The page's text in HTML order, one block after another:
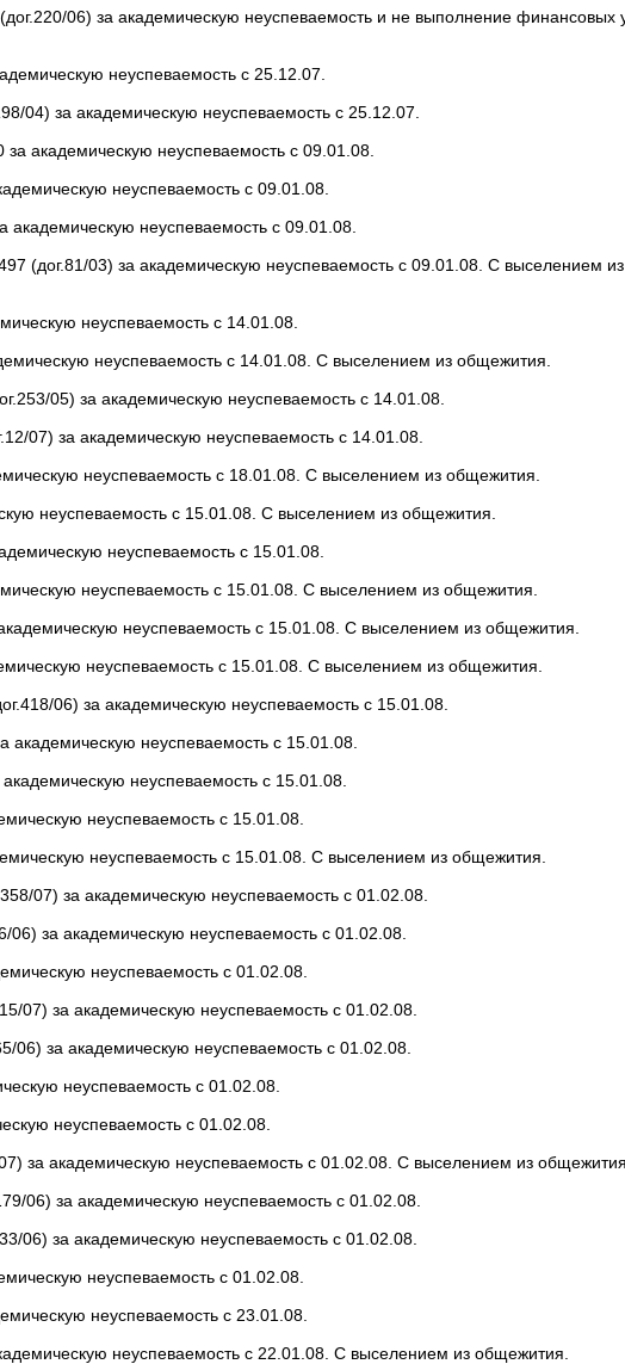
06) за академическую неуспеваемость и не выполнение финансовых
неуспеваемость с 25.12.07.
за академическую неуспеваемость с 25.12.07.
академическую неуспеваемость с 09.01.08.
неуспеваемость с 09.01.08.
неуспеваемость с 09.01.08.
(дог.81/03) за академическую неуспеваемость с 09.01.08. С выселением
неуспеваемость с 14.01.08.
неуспеваемость с 14.01.08. С выселением из общежития.
05) за академическую неуспеваемость с 14.01.08.
07) за академическую неуспеваемость с 14.01.08.
неуспеваемость с 18.01.08. С выселением из общежития.
неуспеваемость с 15.01.08. С выселением из общежития.
неуспеваемость с 15.01.08.
неуспеваемость с 15.01.08. С выселением из общежития.
неуспеваемость с 15.01.08. С выселением из общежития.
неуспеваемость с 15.01.08. С выселением из общежития.
06) за академическую неуспеваемость с 15.01.08.
неуспеваемость с 15.01.08.
неуспеваемость с 15.01.08.
неуспеваемость с 15.01.08.
неуспеваемость с 15.01.08. С выселением из общежития.
07) за академическую неуспеваемость с 01.02.08.
за академическую неуспеваемость с 01.02.08.
неуспеваемость с 01.02.08.
за академическую неуспеваемость с 01.02.08.
за академическую неуспеваемость с 01.02.08.
неуспеваемость с 01.02.08.
неуспеваемость с 01.02.08.
за академическую неуспеваемость с 01.02.08. С выселением из
за академическую неуспеваемость с 01.02.08.
06) за академическую неуспеваемость с 01.02.08.
неуспеваемость с 01.02.08.
неуспеваемость с 23.01.08.
неуспеваемость с 22.01.08. С выселением из общежития.